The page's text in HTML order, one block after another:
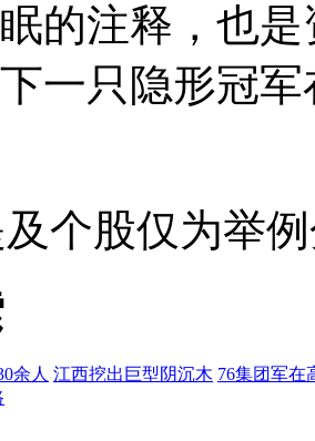
的注释，也
一只隐形冠
个股仅为举
余人 江西挖出巨型阴沉木 76集团军在